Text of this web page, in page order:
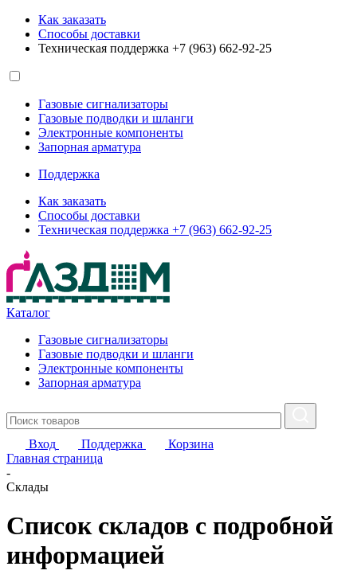
Как заказать
Способы доставки
Техническая поддержка +7 (963) 662-92-25
Газовые сигнализаторы
Газовые подводки и шланги
Электронные компоненты
Запорная арматура
Поддержка
Как заказать
Способы доставки
Техническая поддержка +7 (963) 662-92-25
Каталог
Газовые сигнализаторы
Газовые подводки и шланги
Электронные компоненты
Запорная арматура
Вход Поддержка
Корзина
Главная страница
-
Склады
Список складов с подробной
информацией